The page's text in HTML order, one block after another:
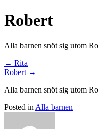
Robert
Alla barnen snöt sig utom
Posts
navigation
← Rita
Robert →
Alla barnen snöt sig utom
Posted in Alla barnen